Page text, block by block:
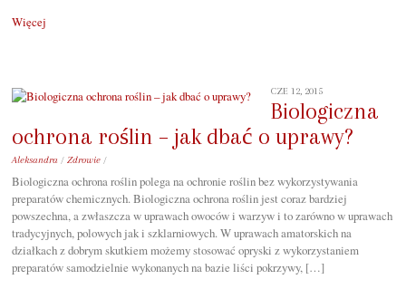
Więcej
CZE 12, 2015
Biologiczna
ochrona roślin – jak dbać o uprawy?
Aleksandra / Zdrowie /
Biologiczna ochrona roślin polega na ochronie roślin bez wykorzystywania
preparatów chemicznych. Biologiczna ochrona roślin jest coraz bardziej
powszechna, a zwłaszcza w uprawach owoców i warzyw i to zarówno w uprawach
tradycyjnych, polowych jak i szklarniowych. W uprawach amatorskich na
działkach z dobrym skutkiem możemy stosować opryski z wykorzystaniem
preparatów samodzielnie wykonanych na bazie liści pokrzywy, […]